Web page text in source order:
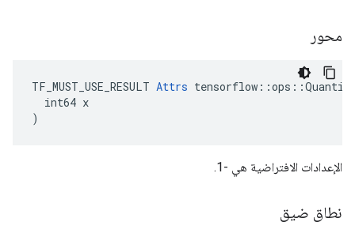
محور
TF_MUST_USE_RESULT Attrs
  int64 x
)
الإعدادات الافتراضية هي -1.
نطاق ضيق